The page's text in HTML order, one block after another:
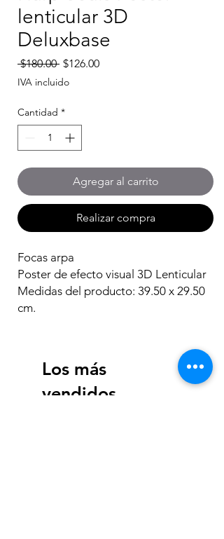
lenticular 3D
Deluxbase
$180.00 Precio
$126.00Precio
IVA incluido
Cantidad *
Agregar al carrito
Realizar compra
Focas arpa
Poster de efecto visual 3D Lenticular
Medidas del producto: 39.50 x 29.50
cm.
Los más
vendidos